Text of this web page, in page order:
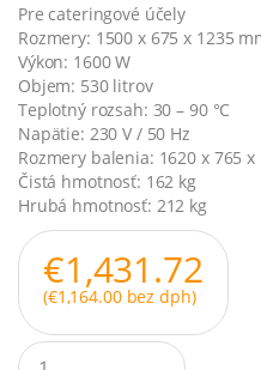
Pre cateringové účely
Rozmery: 1500 x 675 x 1235
Výkon: 1600 W
Objem: 530 litrov
Teplotný rozsah: 30 – 90 °C
Napätie: 230 V / 50 Hz
Rozmery balenia: 1620 x 765 x
Čistá hmotnosť: 162 kg
Hrubá hmotnosť: 212 kg
€1,431.72
(€1,164.00bez dph)
Q